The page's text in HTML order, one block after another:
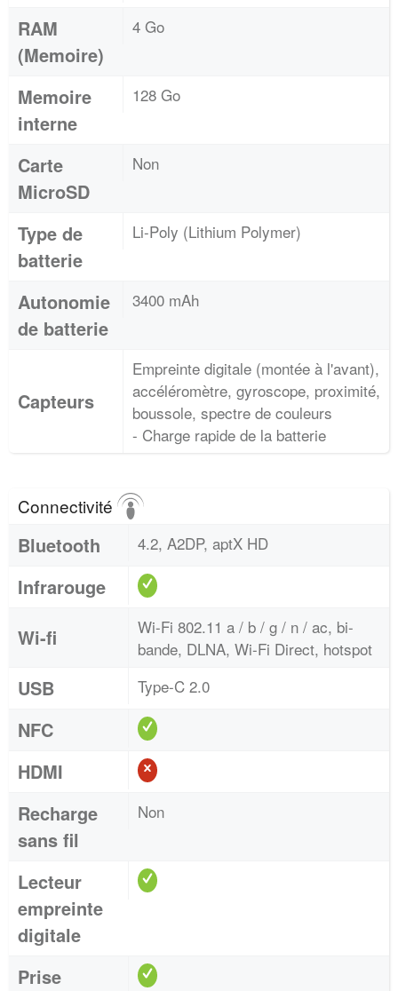
RAM
(Memoire)
4 Go
Memoire
interne
128 Go
Carte
MicroSD
Non
Type de
batterie
Li-Poly (Lithium Polymer)
Autonomie
de batterie
3400 mAh
Capteurs
Empreinte digitale (montée à l'avant),
accéléromètre, gyroscope, proximité,
boussole, spectre de couleurs
- Charge rapide de la batterie
Connectivité
Bluetooth 4.2, A2DP, aptX HD
Infrarouge
Wi-fi
Wi-Fi 802.11 a / b / g / n / ac, bi-
bande, DLNA, Wi-Fi Direct, hotspot
USB Type-C 2.0
NFC
HDMI
Recharge
sans fil
Non
Lecteur
empreinte
digitale
Prise